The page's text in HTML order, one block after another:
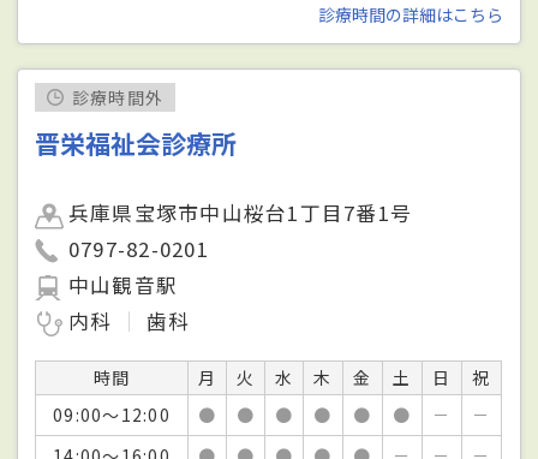
診療時間の詳細はこちら
診療時間外
晋栄福祉会診療所
兵庫県宝塚市中山桜台1丁目7番1号
0797-82-0201
中山観音駅
内科
歯科
時間 月 火 水 木 金 土 日
祝
09:00～12:00
● ● ● ● ● ● －
－